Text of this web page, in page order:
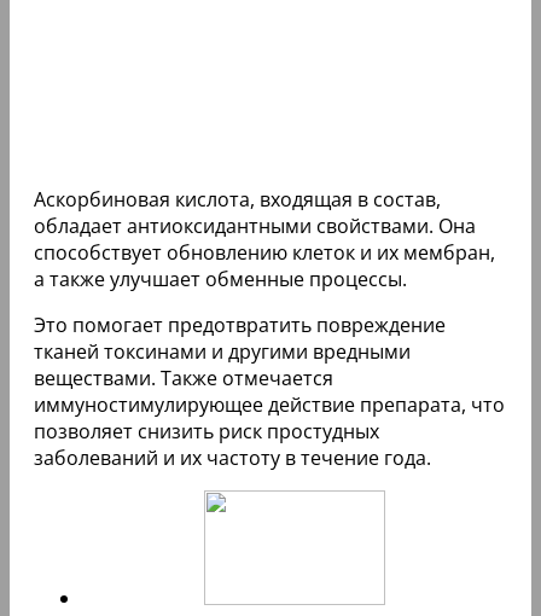
Аскорбиновая кислота, входящая в состав,
обладает антиоксидантными свойствами. Она
способствует обновлению клеток и их мембран,
а также улучшает обменные процессы.
Это помогает предотвратить повреждение
тканей токсинами и другими вредными
веществами. Также отмечается
иммуностимулирующее действие препарата, что
позволяет снизить риск простудных
заболеваний и их частоту в течение года.